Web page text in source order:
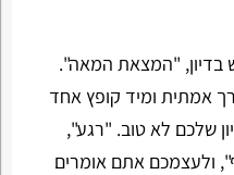
בדיון, "המצאת המאה".
אמתית ומיד קופץ אחד
שלכם לא טוב. "רגע",
ולעצמכם אתם אומרים